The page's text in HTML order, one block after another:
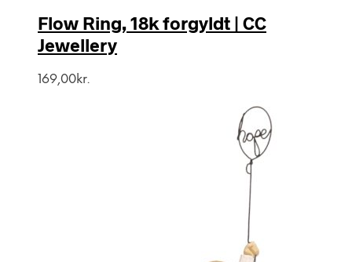
Flow Ring, 18k forgyldt | CC
Jewellery
169,00kr.